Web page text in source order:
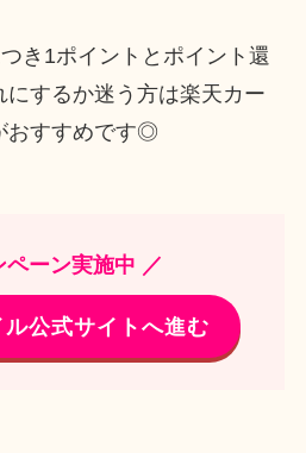
き1ポイントとポイント還
するか迷う方は楽天カー
おすすめです◎
ペーン実施中 ／
ル公式サイトへ進む